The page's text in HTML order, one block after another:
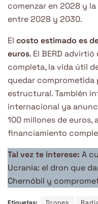
comenzar en 2028 y
entre 2028 y 2030.
El costo estimado es
euros. El BERD
completa, la vida útil
quedar
estructural. También
internacional ya
100 millones de euros,
financiamiento
Tal vez te interese: A
Ucrania: el dron que
Chernóbil y